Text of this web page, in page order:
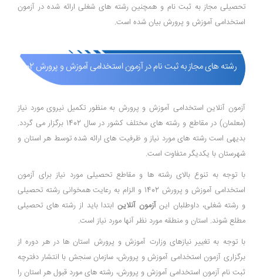
تحصیلی مجاز به ثبت نام و همچنین رشته های شغلی ارائه شده در آزمون
استخدامی آموزش و پرورش بیان شده است.
رشته های مجاز به ثبت نام در آزمون استخدامی آموزش و پرورش 1402
آزمون آنلاین استخدامی آموزش و پرورش به منظور تکمیل نیروی مورد نیاز
(معلمان) در مقاطع و رشته های مختلف کشور در سال 1402 برگزار می گردد.
بدیهی است رشته های مورد نیاز و ظرفیت های ارائه شده توسط هر استان و
شهرستان با یکدیگر متفاوت است.
با توجه به تنوع بالای رشته ها و مقاطع تحصیلی مورد نیاز برای آزمون
استخدامی آموزش و پرورش 1402 و الزام به رعایت همخوانی رشته تحصیلی
و رشته شغلی، داوطلبان اینآزمون آنلاین ابتدا باید از رشته های تحصیلی
مطلع شوند. استان و منطقه مورد نظر آنها مورد نیاز است.
با توجه به تغییر نیازهای وزارت آموزش و پرورش استان ها در هر دوره از
برگزاری آزمون استخدامی آموزش و پرورش، سازمان سنجش با انتشار دفترچه
ثبت نام آزمون استخدامی آموزش و پرورش، رشته های مورد قبول هر استان را